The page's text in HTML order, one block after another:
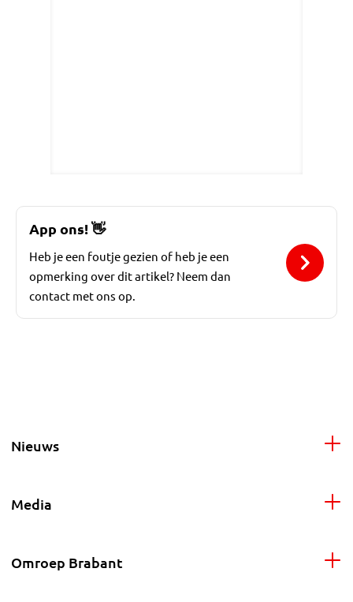
App ons!👋
Heb je een foutje gezien of heb je een
opmerking over dit artikel? Neem dan
contact met ons op.
Nieuws
Media
Omroep Brabant